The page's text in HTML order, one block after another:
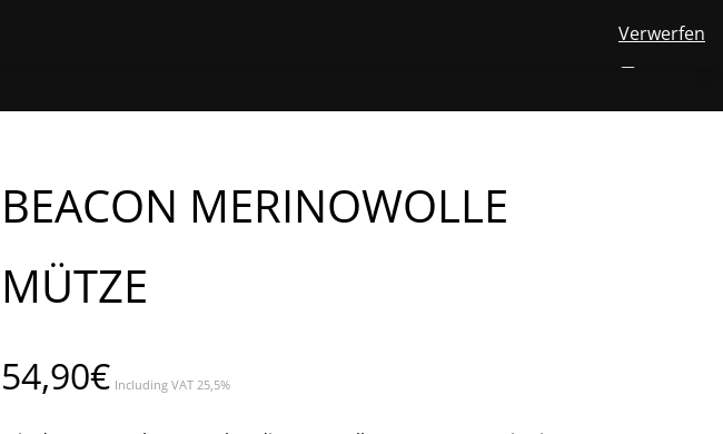
Verwerfen
SEARCH
your
OF
CART
BEACON MERINOWOLLE
MÜTZE
54,90€ Including VAT 25,5%